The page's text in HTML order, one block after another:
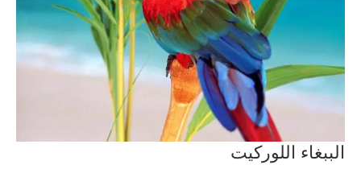
الببغاء اللوركيت